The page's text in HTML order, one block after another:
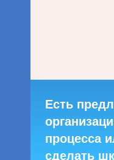
Есть
процесса
сделать